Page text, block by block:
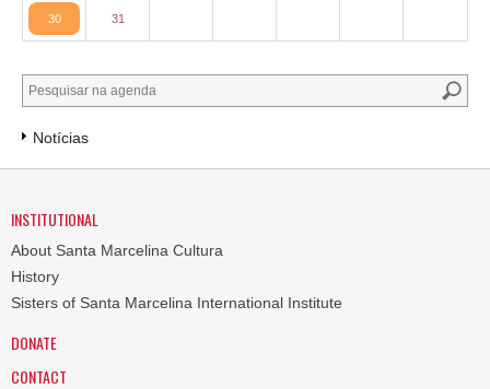
30 31
Notícias
INSTITUTIONAL
About Santa Marcelina Cultura
History
Sisters of Santa Marcelina International Institute
DONATE
CONTACT